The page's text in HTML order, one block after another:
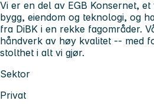
Vi er en del av EGB Konsernet,
bygg, eiendom og teknologi, og
fra DiBK i en rekke fagområder.
håndverk av høy kvalitet -- med
stolthet i alt vi gjør.
Sektor
Privat